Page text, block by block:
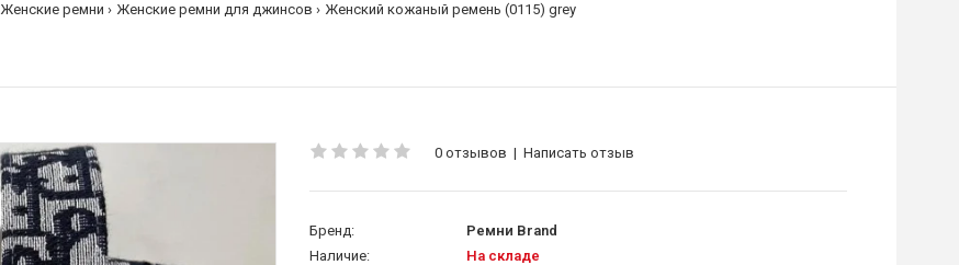
Женские ремни Женские ремни для джинсов Женский кожаный ремень (0115) grey
0 отзывов | Написать отзыв
Бренд:
Ремни Brand
Наличие:
На складе